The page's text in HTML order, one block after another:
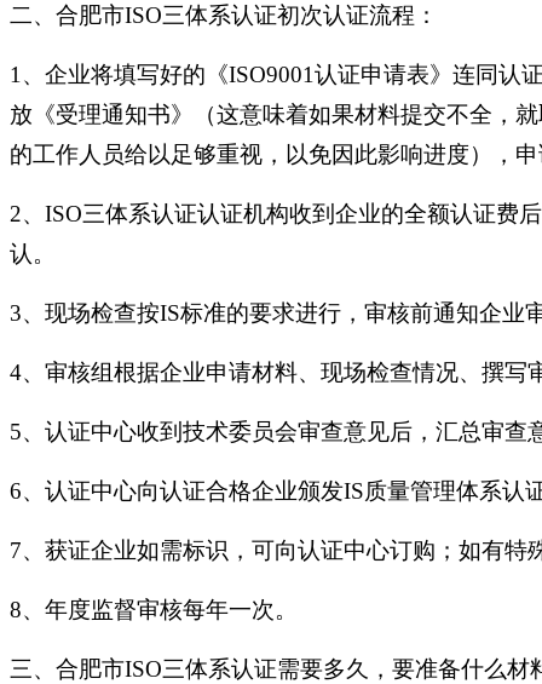
二、合肥市ISO三体系认证初次认证流程：
1、企业将填写好的《ISO9001认证申请表》连同
放《受理通知书》（这意味着如果材料提交不全，
的工作人员给以足够重视，以免因此影响进度），
2、ISO三体系认证认证机构收到企业的全额认证费
认。
3、现场检查按IS标准的要求进行，审核前通知企
4、审核组根据企业申请材料、现场检查情况、撰写
5、认证中心收到技术委员会审查意见后，汇总审查
6、认证中心向认证合格企业颁发IS质量管理体系认
7、获证企业如需标识，可向认证中心订购；如有
8、年度监督审核每年一次。
三、合肥市ISO三体系认证需要多久，要准备什么材